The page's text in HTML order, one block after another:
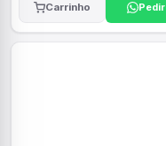
Carrinho Pedir